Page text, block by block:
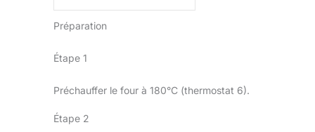
Préparation
Étape 1
Préchauffer le four à 180°C (thermostat 6).
Étape 2